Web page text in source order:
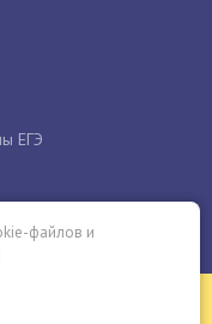
ЕГЭ
файлов и